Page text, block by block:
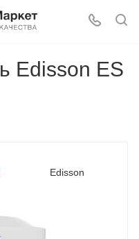
Edisson ES
Edisson